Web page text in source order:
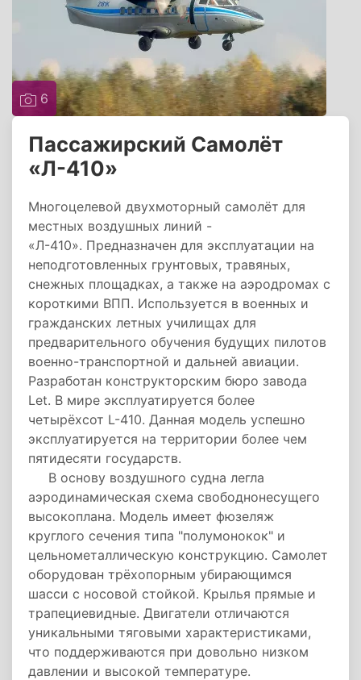
6
Пассажирский Самолёт
«Л-410»
Многоцелевой двухмоторный самолёт для
местных воздушных линий -
«Л-410». Предназначен для эксплуатации на
неподготовленных грунтовых, травяных,
снежных площадках, а также на аэродромах с
короткими ВПП. Используется в военных и
гражданских летных училищах для
предварительного обучения будущих пилотов
военно-транспортной и дальней авиации.
Разработан конструкторским бюро завода
Let. В мире эксплуатируется более
четырёхсот L-410. Данная модель успешно
эксплуатируется на территории более чем
пятидесяти государств.
В основу воздушного судна легла
аэродинамическая схема свободнонесущего
высокоплана. Модель имеет фюзеляж
круглого сечения типа "полумонокок" и
цельнометаллическую конструкцию. Самолет
оборудован трёхопорным убирающимся
шасси с носовой стойкой. Крылья прямые и
трапециевидные. Двигатели отличаются
уникальными тяговыми характеристиками,
что поддерживаются при довольно низком
давлении и высокой температуре.